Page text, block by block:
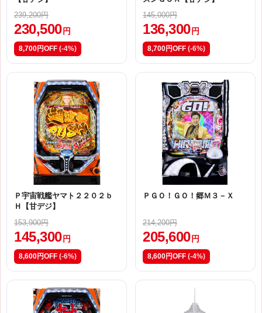
239,200円
230,500 円
8,700円OFF (-4%)
145,000円
136,300 円
8,700円OFF (-6%)
Ｐ宇宙戦艦ヤマト２２０２ｂ
Ｈ【甘デジ】
153,900円
145,300 円
8,600円OFF (-6%)
ＰＧＯ！ＧＯ！郷Ｍ３－Ｘ
214,200円
205,600 円
8,600円OFF (-4%)